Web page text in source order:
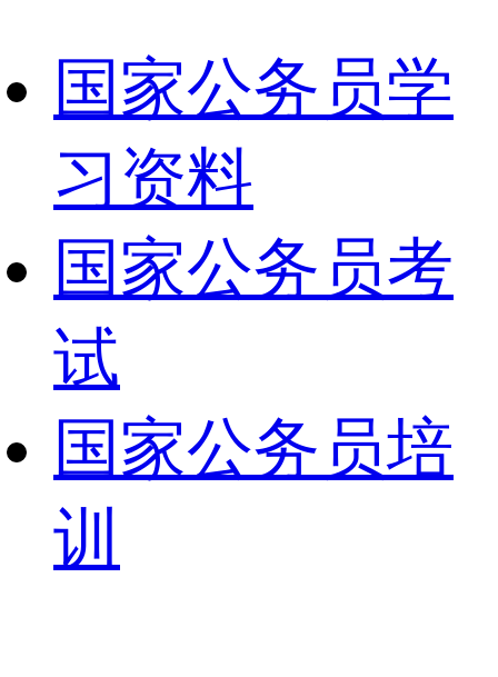
国家公务员学
习资料
国家公务员考
试
国家公务员培
训